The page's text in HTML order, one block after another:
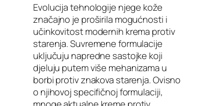
Evolucija tehnologije njege kože
značajno je proširila mogućnosti i
učinkovitost modernih krema protiv
starenja. Suvremene formulacije
uključuju napredne sastojke koji
djeluju putem više mehanizama u
borbi protiv znakova starenja. Ovisno
o njihovoj specifičnoj formulaciji,